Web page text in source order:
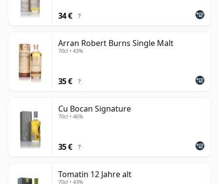
34 € ?
Arran Robert Burns Single Malt
70cl • 43%
35 € ?
Cu Bocan Signature
70cl • 46%
35 € ?
Tomatin 12 Jahre alt
70cl • 43%